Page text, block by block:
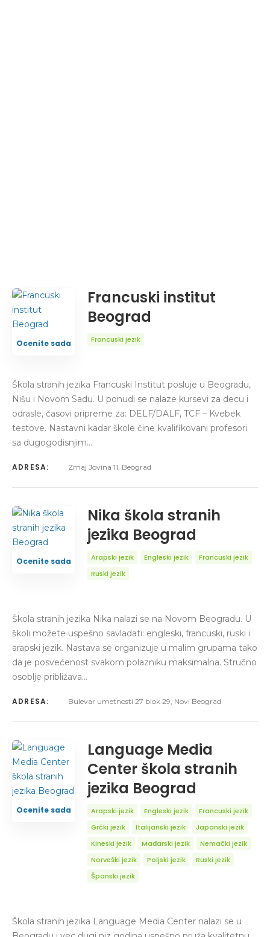
Ocenite sada
Francuski institut
Beograd
Francuski jezik
Škola stranih jezika Francuski Institut posluje u Beogradu,
Nišu i Novom Sadu. U ponudi se nalaze kursevi za decu i
odrasle, časovi pripreme za: DELF/DALF, TCF – Kvebek
testove. Nastavni kadar škole čine kvalifikovani profesori
sa dugogodisnjim…
ADRESA: Zmaj Jovina 11, Beograd
Ocenite sada
Nika škola stranih
jezika Beograd
Arapski jezik Engleski jezik
Francuski jezik
Ruski jezik
Škola stranih jezika Nika nalazi se na Novom Beogradu. U
školi možete uspešno savladati: engleski, francuski, ruski i
arapski jezik. Nastava se organizuje u malim grupama tako
da je posvećenost svakom polazniku maksimalna. Stručno
osoblje približava…
ADRESA: Bulevar umetnosti 27 blok 29, Novi Beograd
Ocenite sada
Language Media
Center škola stranih
jezika Beograd
Arapski jezik Engleski jezik
Francuski jezik
Grčki jezik
Italijanski jezik
Japanski jezik
Kineski jezik
Mađarski jezik
Nemački jezik
Norveški jezik
Poljski jezik
Ruski jezik
Španski jezik
Škola stranih jezika Language Media Center nalazi se u